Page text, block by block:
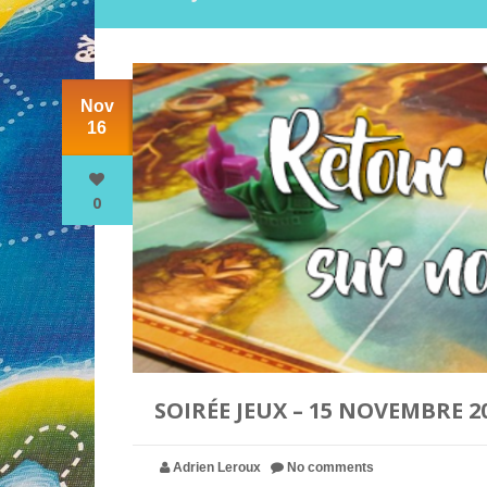
Nov
16
0
SOIRÉE JEUX – 15 NOVEMBRE
Adrien Leroux No comments